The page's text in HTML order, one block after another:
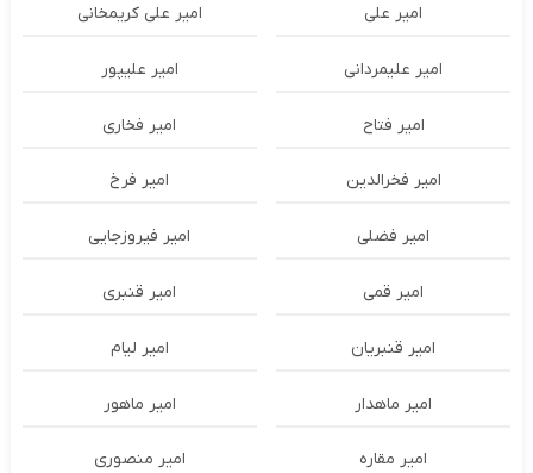
امیر علی امیر علی کریمخانی
امیر علیمردانی امیر علیپور
امیر فتاح امیر فخاری
امیر فخرالدین امیر فرخ
امیر فضلی امیر فیروزجایی
امیر قمی امیر قنبری
امیر قنبریان امیر لیام
امیر ماهدار امیر ماهور
امیر مقاره امیر منصوری